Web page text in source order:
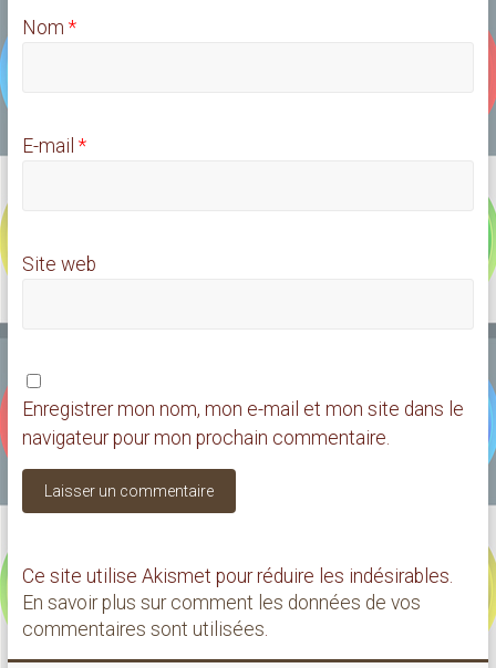
Nom *
E-mail *
Site web
Enregistrer mon nom, mon e-mail et mon site dans le
navigateur pour mon prochain commentaire.
Ce site utilise Akismet pour réduire les indésirables.
En savoir plus sur comment les données de vos
commentaires sont utilisées